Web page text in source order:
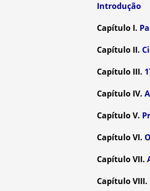
Introdução
Capítulo I.
Capítulo II.
Capítulo III.
Capítulo IV.
Capítulo V.
Capítulo VI.
Capítulo VII.
Capítulo VIII.